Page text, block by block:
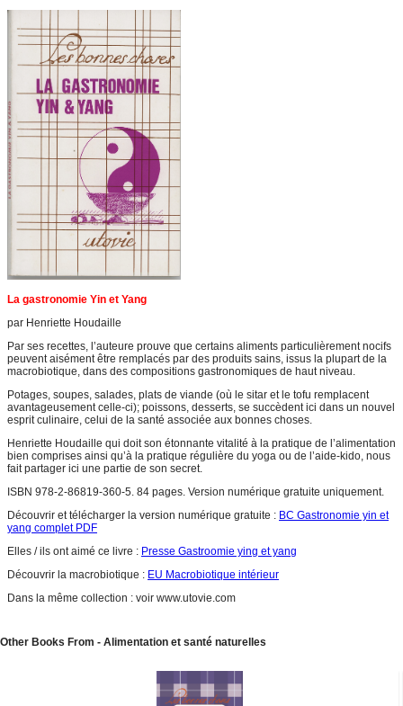
La gastronomie Yin et Yang
par Henriette Houdaille
Par ses recettes, l’auteure prouve que certains aliments particulièrement nocifs
peuvent aisément être remplacés par des produits sains, issus la plupart de la
macrobiotique, dans des compositions gastronomiques de haut niveau.
Potages, soupes, salades, plats de viande (où le sitar et le tofu remplacent
avantageusement celle-ci); poissons, desserts, se succèdent ici dans un nouvel
esprit culinaire, celui de la santé associée aux bonnes choses.
Henriette Houdaille qui doit son étonnante vitalité à la pratique de l’alimentation
bien comprises ainsi qu’à la pratique régulière du yoga ou de l’aide-kido, nous
fait partager ici une partie de son secret.
ISBN 978-2-86819-360-5. 84 pages. Version numérique gratuite uniquement.
Découvrir et télécharger la version numérique gratuite : BC Gastronomie yin et
yang complet PDF
Elles / ils ont aimé ce livre : Presse Gastroomie ying et yang
Découvrir la macrobiotique : EU Macrobiotique intérieur
Dans la même collection : voir www.utovie.com
Other Books From - Alimentation et santé naturelles